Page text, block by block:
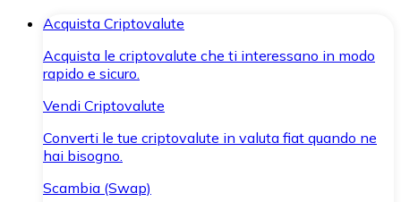
Acquista Criptovalute
Acquista le criptovalute che ti interessano in modo
rapido e sicuro.
Vendi Criptovalute
Converti le tue criptovalute in valuta fiat quando ne
hai bisogno.
Scambia (Swap)